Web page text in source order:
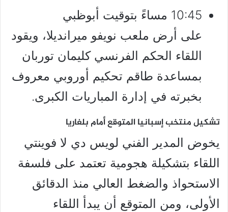
10:45 مساءً بتوقيت أبوظبي
على أرض ملعب نويفو ميرانديلا، ويقود
اللقاء الحكم الفرنسي كليمان توربان
بمساعدة طاقم تحكيم أوروبي معروف
بخبرته في إدارة المباريات الكبرى.
تشكيل منتخب إسبانيا المتوقع أمام بلغاريا
يخوض المدير الفني لويس دي لا فوينتي
اللقاء بتشكيلة هجومية تعتمد على فلسفة
الاستحواذ والضغط العالي منذ الدقائق
الأولى، ومن المتوقع أن يبدأ اللقاء